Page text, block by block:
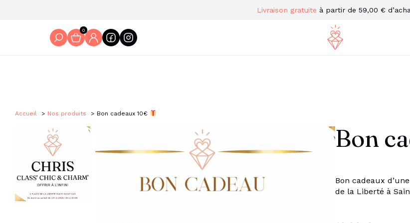
Livraison gratuite à partir de 59,00 €
0
Accueil Nos produits Bon cadeaux 10€
Bon
Bon cadeaux
de la Liberté à